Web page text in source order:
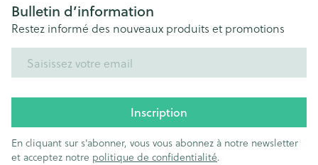
Bulletin d’information
Restez informé des nouveaux produits et promotions
Inscription
En cliquant sur s'abonner, vous vous abonnez à notre newsletter
et acceptez notre politique de confidentialité.